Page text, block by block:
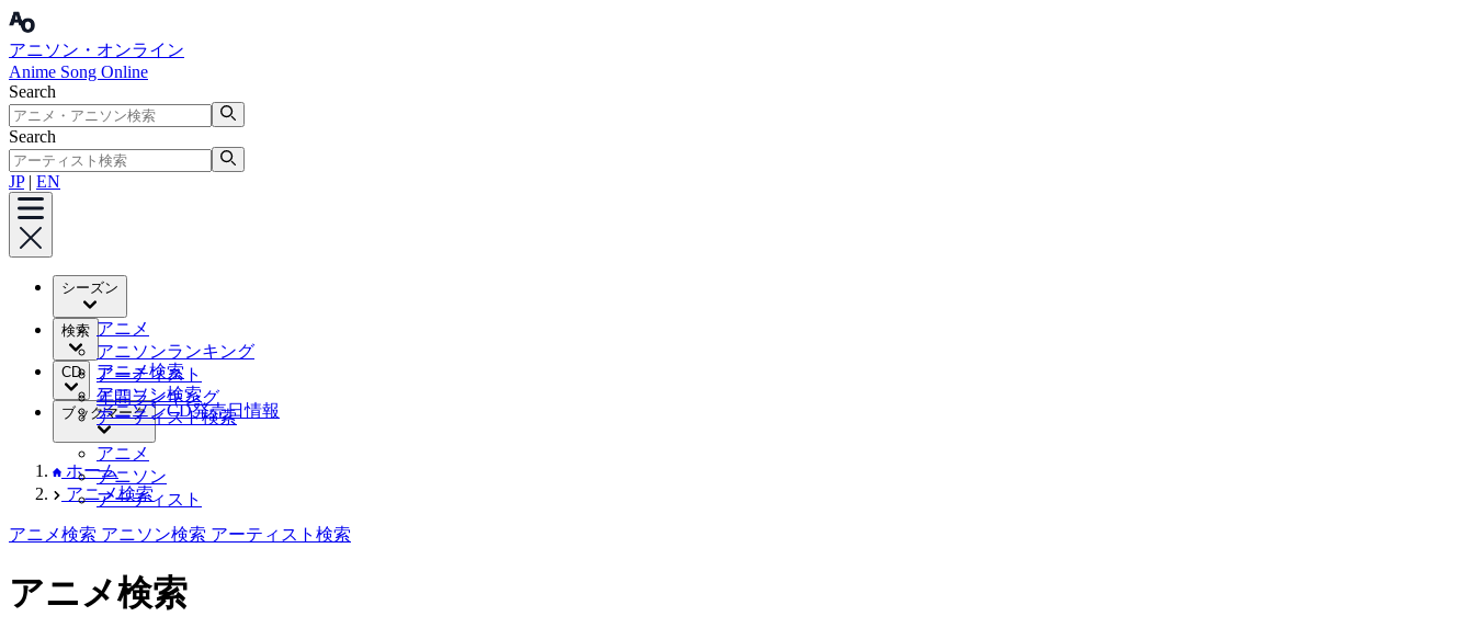
アニソン・オンライン
Anime Song Online
Search
Search
JP| EN
シーズン
アニメ
アニソンランキング
アーティスト
年間ランキング
検索
アニメ検索
アニソン検索
アーティスト検索
CD
アニソンCD発売日情報
ブックマーク
アニメ
アニソン
アーティスト
ホーム
アニメ検索
アニメ検索 アニソン検索 アーティスト検索
アニメ検索